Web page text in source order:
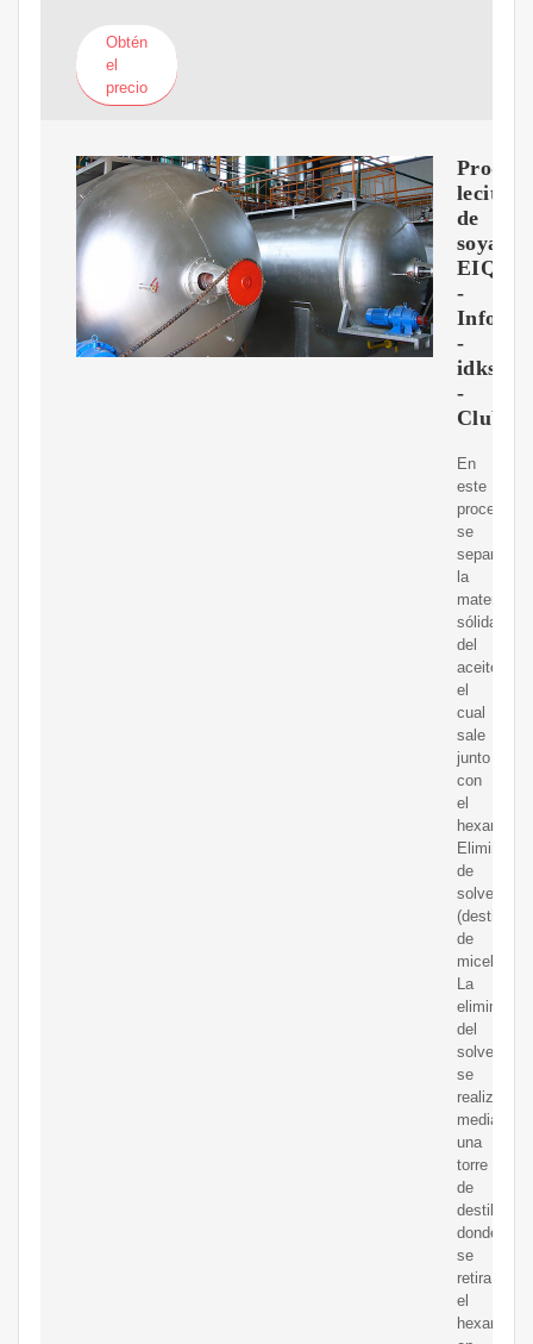
Obtén
el
precio
lecitina
de
soya
EIQ142
-
-
idksa
-
En
este
proceso
se
separa
la
materia
sólida
del
aceite,
el
cual
sale
junto
con
el
hexano.
de
solvente
de
micelas)
La
eliminación
del
solvente
se
realiza
mediante
una
torre
de
donde
se
retira
el
hexano